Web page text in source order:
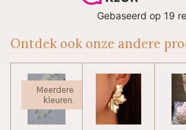
Ontdek ook onze andere
Meerdere
kleuren.